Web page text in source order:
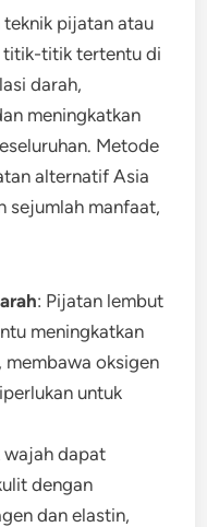
pijatan atau
titik-titik tertentu di
darah,
meningkatkan
Metode
alternatif Asia
sejumlah manfaat,
: Pijatan lembut
meningkatkan
membawa oksigen
untuk
wajah dapat
dengan
dan elastin,